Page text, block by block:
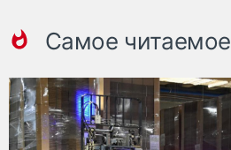
Самое читаемое